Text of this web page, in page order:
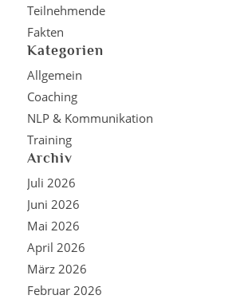
Teilnehmende
Fakten
Kategorien
Allgemein
Coaching
NLP & Kommunikation
Training
Archiv
Juli 2026
Juni 2026
Mai 2026
April 2026
März 2026
Februar 2026